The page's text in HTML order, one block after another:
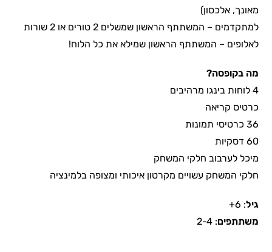
מאונך, אלכסון)
למתקדמים – המשתתף הראשון שמשלים 2 טורים או 2 שורות
לאלופים – המשתתף הראשון שמילא את כל הלוח!
מה בקופסה?
4 לוחות בינגו מרהיבים
כרטיס קריאה
36 כרטיסי תמונות
60 דסקיות
מיכל לערבוב חלקי המשחק
חלקי המשחק עשויים מקרטון איכותי ומצופה בלמינציה
גיל: 6+
משתתפים: 2-4